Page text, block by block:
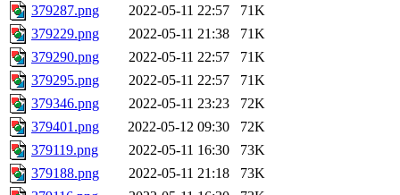
379287.png
2022-05-11 22:57
71K
379229.png
2022-05-11 21:38
71K
379290.png
2022-05-11 22:57
71K
379295.png
2022-05-11 22:57
71K
379346.png
2022-05-11 23:23
72K
379401.png
2022-05-12 09:30
72K
379119.png
2022-05-11 16:30
73K
379188.png
2022-05-11 21:18
73K